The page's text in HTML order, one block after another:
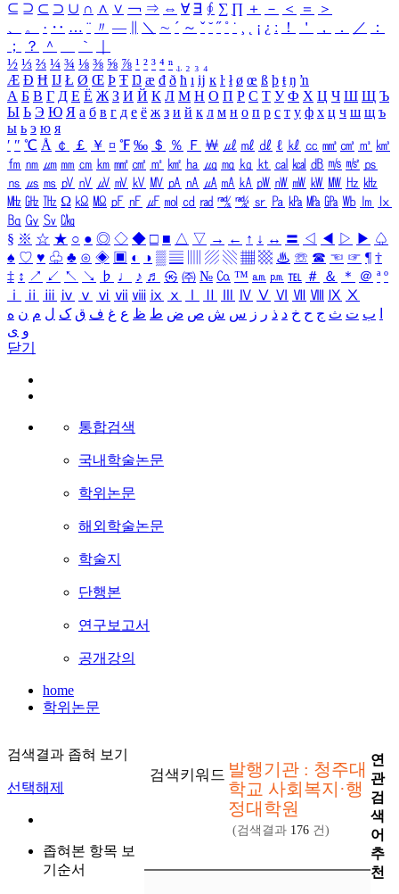
⊆ ⊇ ⊂ ⊃ ∪ ∩ ∧ ∨ ￢ ⇒ ⇔ ∀ ∃ ∮ ∑ ∏ ＋ － ＜ ＝
＞
、
。 · ‥ … ¨ 〃 ― ＼ ∼ ´ ～ ˇ ˘ ˝ ˚ ˙ ¸ ¡ ¿ ː ！ ＇ ， ． ／
：
；
？ ＾ ｀
½ ⅓ ⅔ ¼ ¾ ⅛ ⅜ ⅝ ⅞ ¹ ² ³ ⁴ ⁿ ₁ ₂ ₃ ₄
Æ Ð Ħ Ĳ Ł Ø Œ Þ Ŧ Ŋ æ đ ð ħ ı ĳ ĸ ŀ ł ø œ ß þ ŧ ŋ ŉ
А Б В Г Д Е Ё Ж З И Й К Л М Н О П Р С Т У Ф Х Ц Ч Ш Щ Ъ
Ы Ь Э Ю Я а б в г д е ё ж з и й к л м н о п р с т у ф х ц ч ш щ ъ
ы ь э ю я
′ ″ ℃ Å ￠ ￡ ￥ ¤ ℉ ‰ ＄ ％ Ｆ ￦ ㎕ ㎖ ㎗ ℓ ㎘ ㏄ ㎣ ㎤ ㎥ ㎦
㎙ ㎚ ㎛ ㎜ ㎝ ㎞ ㎟ ㎠ ㎡ ㎢ ㏊ ㎍ ㎎ ㎏ ㏏ ㎈ ㎉ ㏈ ㎧ ㎨ ㎰
㎱ ㎲ ㎳ ㎴ ㎵ ㎶ ㎷ ㎸ ㎹ ㎀ ㎁ ㎂ ㎃ ㎄ ㎺ ㎻ ㎽ ㎾ ㎿ ㎐ ㎑
㎒ ㎓ ㎔ Ω ㏀ ㏁ ㎊ ㎋ ㎌ ㏖ ㏅ ㎭ ㎮ ㎯ ㏛ ㎩ ㎪ ㎫ ㎬ ㏝ ㏐
㏓
㏃ ㏉ ㏜ ㏆
§ ※ ☆ ★ ○ ● ◎ ◇ ◆ □ ■ △ ▽ → ← ↑ ↓ ↔ 〓 ◁ ◀ ▷ ▶ ♤
♠ ♡ ♥ ♧ ♣ ⊙ ◈ ▣ ◐ ◑ ▒ ▤ ▨ ▧ ▦ ▩ ♨ ☏ ☎ ☜ ☞ ¶ †
‡ ↕ ↗ ↙ ↖ ↘ ♭ ♩ ♪ ♬ ㉿ ㈜ № ㏇ ™ ㏂ ㏘ ℡ ＃ ＆ ＊ ＠ ª º
ⅰ
ⅱ ⅲ ⅳ ⅴ ⅵ ⅶ ⅷ ⅸ ⅹ Ⅳ Ⅴ Ⅵ Ⅶ Ⅷ Ⅸ Ⅹ
ب ت ث ج ح خ د ذ ر ز س ش ص ض ط ظ ع غ ف ق ک ل م ن ه
و ی
닫기
통합검색
국내학술논문
학위논문
해외학술논문
학술지
단행본
연구보고서
공개강의
home
학위논문
검색결과 좁혀 보기
선택해제
좁혀본 항목 보
기순서
검색키워드 발행기관 : 청주대
학교 사회복지·행
정대학원
(검색결과 176 건)
연
관
검
색
어
추
천